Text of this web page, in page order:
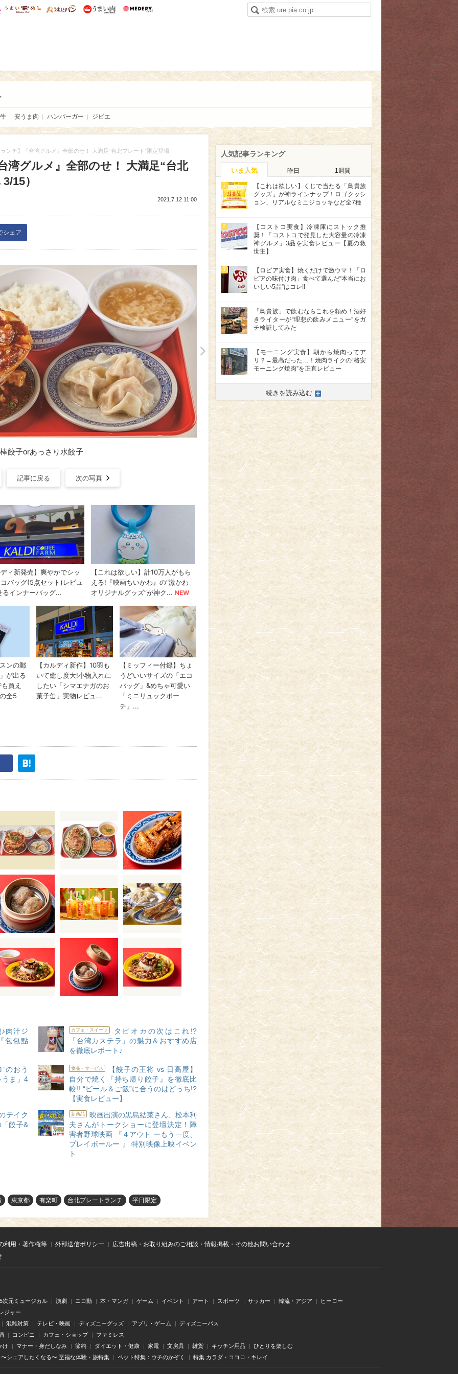
研 ディズニー特集
mimot. うまいめし うまいパン うまい肉
安うま肉 ハンバーガー ジビエ
ンチ】『台湾グルメ』全部のせ！ 大満足“台北プレート”限定登場
湾グルメ』全部のせ！ 大満足“台北
15）
2021.7.12 11:00
シェア
>
餃子orあっさり水餃子
記事に戻る 次の写真
肉汁ジ
包包點
カフェ・スイーツ
タピオカの次はこれ!?
「台湾カステラ」の魅力＆おすすめ店
を徹底レポート♪
のおう
うま」4
食品・サービス
【餃子の王将 vs 日高屋】
自分で焼く『持ち帰り餃子』を徹底比
較!! “ビール＆ご飯”に合うのはどっち!?
【実食レビュー】
テイク
餃子&
新商品
映画出演の黒島結菜さん、松本利
夫さんがトークショーに登壇決定！障
害者野球映画 『４アウト ーもう一度、
プレイボールー 』 特別映像上映イベン
ト
東京都 有楽町 台北プレートランチ 平日限定
人気記事ランキング
いま人気 昨日 1週間
1
【これは欲しい】くじで当たる「鳥貴族
グッズ」が神ラインナップ！ロゴクッシ
ョン、リアルなミニジョッキなど全7種
2
【コストコ実食】冷凍庫にストック推
奨！「コストコで発見した大容量の冷凍
神グルメ」3品を実食レビュー【夏の救
世主】
3
【ロピア実食】焼くだけで激ウマ！「ロ
ピアの味付け肉」食べて選んだ“本当にお
いしい5品”はコレ!!
4
「鳥貴族」で飲むならこれを頼め！酒好
きライターが“理想の飲みメニュー”をガ
チ検証してみた
5
【モーニング実食】朝から焼肉ってア
リ？→最高だった…！焼肉ライクの“格安
モーニング焼肉”を正直レビュー
続きを読み込む
利用・著作権等 外部送信ポリシー
広告出稿・お取り組みのご相談・情報掲載・その他お問い合わせ
次元ミュージカル 演劇 ニコ動 本・マンガ ゲーム イベント アート スポーツ サッカー 韓流・アジア
ヒーロー
ジャー
混雑対策
テレビ・映画 ディズニーグッズ アプリ・ゲーム
ディズニーパス
コンビニ カフェ・ショップ
ファミレス
け
マナー・身だしなみ 節約 ダイエット・健康 家電 文房具 雑貨 キッチン用品
ひとりを楽しむ
〜シェアしたくなる〜 至福な体験・旅特集
ペット特集：ウチのかぞく 特集 カラダ・ココロ・キレイ